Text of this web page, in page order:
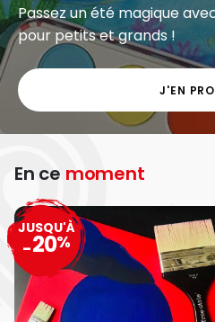
Passez un été magique
pour petits et grands !
J'EN
En ce moment
JUSQU'À
-20%